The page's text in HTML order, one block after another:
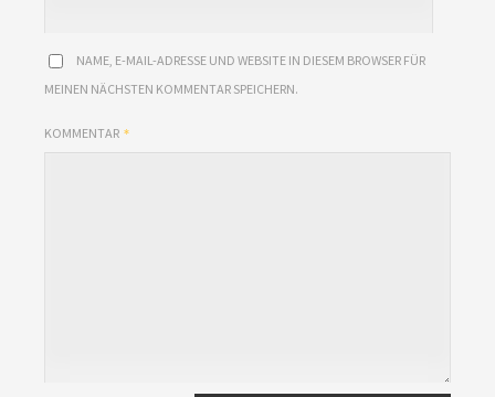
NAME, E-MAIL-ADRESSE UND WEBSITE IN DIESEM BROWSER FÜR
MEINEN NÄCHSTEN KOMMENTAR SPEICHERN.
KOMMENTAR